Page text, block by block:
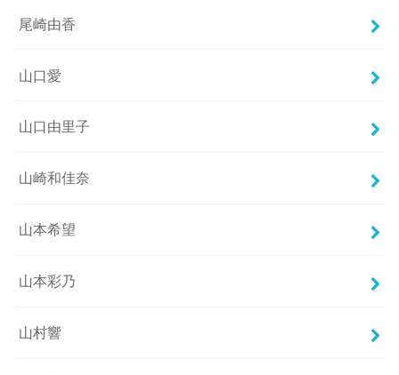
尾崎由香
山口愛
山口由里子
山崎和佳奈
山本希望
山本彩乃
山村響